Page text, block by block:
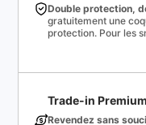
Double protection,
gratuitement une
protection. Pour les
Trade-in Premium
Revendez sans